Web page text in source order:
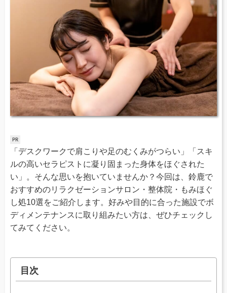
「デスクワークで肩こりや足のむくみがつらい」「スキ
ルの高いセラピストに凝り固まった身体をほぐされた
い」。そんな思いを抱いていませんか？今回は、鈴鹿で
おすすめのリラクゼーションサロン・整体院・もみほぐ
し処10選をご紹介します。好みや目的に合った施設でボ
ディメンテナンスに取り組みたい方は、ぜひチェックし
てみてください。
目次